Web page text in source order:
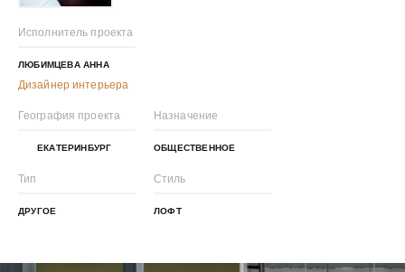
Исполнитель проекта
ЛЮБИМЦЕВА АННА
Дизайнер интерьера
География проекта
ЕКАТЕРИНБУРГ
Назначение
ОБЩЕСТВЕННОЕ
Тип
ДРУГОЕ
Стиль
ЛОФТ